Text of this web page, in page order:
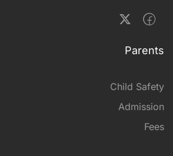
Parents
Child Safety
Admission
Fees